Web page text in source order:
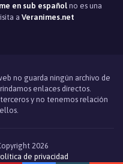
en sub españolno es una
a Veranimes.net
no guarda ningún archivo de
enlaces directos.
y no tenemos relación
2026
de privacidad